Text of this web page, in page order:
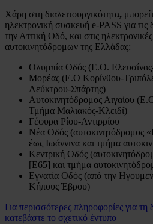
Χάρη στη διαλειτουργικότητα,
ηλεκτρονική συσκευή e-PASS για τις
την Αττική Οδό, και στις
αυτοκινητόδρομων της Ελλάδας:
Ολυμπία Οδός (Ε.Ο.
Μορέας (Ε.Ο Κορίνθου-
Λεύκτρου-Σπάρτης)
Αυτοκινητόδρομος Αιγαίου
Τμήμα Μαλιακός-Κλειδί)
Γέφυρα Ρίου-Αντιρρίου
Νέα Οδός (αυτοκινητόδρομος
έως Ιωάννινα και τμήμα
Κεντρική Οδός
[Ε65] και τμήμα
Εγνατία Οδός (από την
Κήπους Έβρου)
Για περισσότερες πληροφορίες για τη
κατεβάστε το σχετικό έντυπο